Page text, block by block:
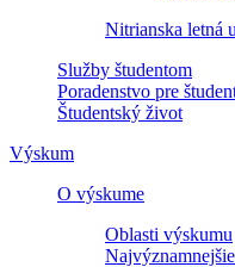
Nitrianska letná
Služby študentom
Poradenstvo pre
Študentský život
Výskum
O výskume
Oblasti výskumu